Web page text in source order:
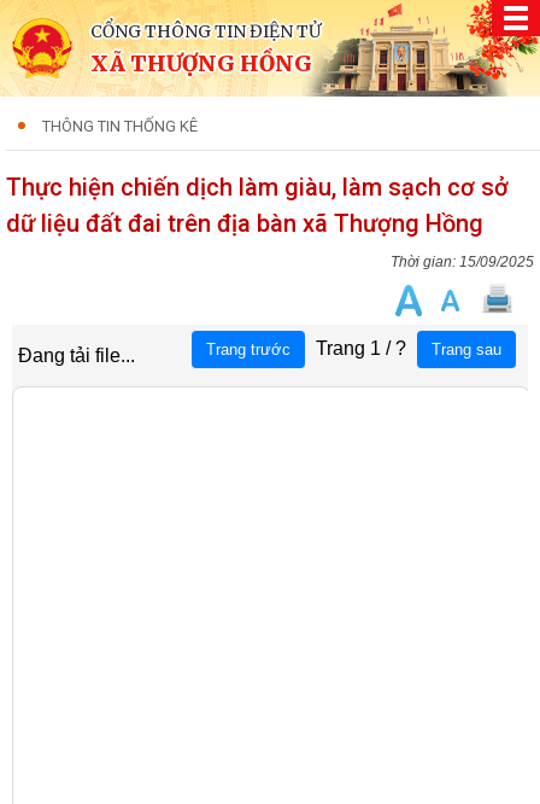
CỔNG THÔNG TIN ĐIỆN TỬ
XÃ THƯỢNG HỒNG
THÔNG TIN THỐNG KÊ
Thực hiện chiến dịch làm giàu, làm sạch cơ sở
dữ liệu đất đai trên địa bàn xã Thượng Hồng
15/09/2025